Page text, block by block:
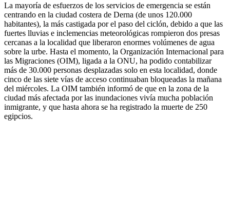
La mayoría de esfuerzos de los servicios de emergencia se están
centrando en la ciudad costera de Derna (de unos 120.000
habitantes), la más castigada por el paso del ciclón, debido a que las
fuertes lluvias e inclemencias meteorológicas rompieron dos presas
cercanas a la localidad que liberaron enormes volúmenes de agua
sobre la urbe. Hasta el momento, la Organización Internacional para
las Migraciones (OIM), ligada a la ONU, ha podido contabilizar
más de 30.000 personas desplazadas solo en esta localidad, donde
cinco de las siete vías de acceso continuaban bloqueadas la mañana
del miércoles. La OIM también informó de que en la zona de la
ciudad más afectada por las inundaciones vivía mucha población
inmigrante, y que hasta ahora se ha registrado la muerte de 250
egipcios.